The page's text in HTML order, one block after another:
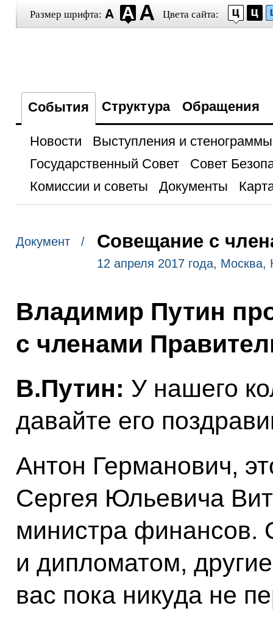
Размер шрифта: Цвета сайта:
События Структура Обращения
Новости
Выступления и стенограммы
Государственный Совет
Совет
Комиссии и советы
Документы
Документ / Совещание с
12 апреля 2017 года, Москва,
Владимир Путин
с членами
В.Путин: У нашего
давайте его
Антон Германович,
Сергея Юльевича
министра
и дипломатом,
вас пока никуда не